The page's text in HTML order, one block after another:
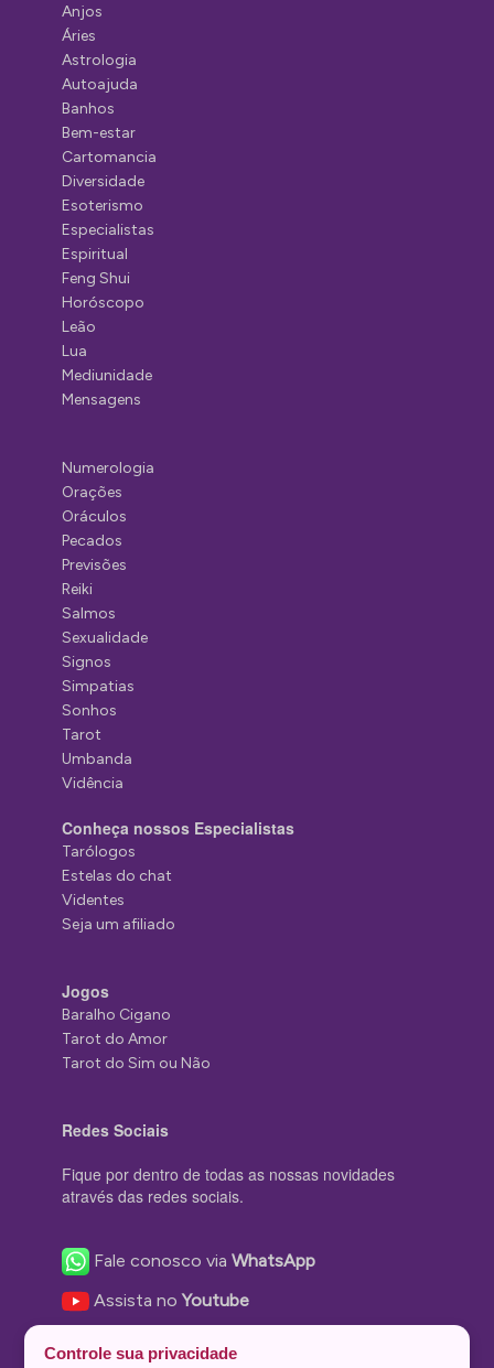
Anjos
Áries
Astrologia
Autoajuda
Banhos
Bem-estar
Cartomancia
Diversidade
Esoterismo
Especialistas
Espiritual
Feng Shui
Horóscopo
Leão
Lua
Mediunidade
Mensagens
Numerologia
Orações
Oráculos
Pecados
Previsões
Reiki
Salmos
Sexualidade
Signos
Simpatias
Sonhos
Tarot
Umbanda
Vidência
Conheça nossos Especialistas
Tarólogos
Estelas do chat
Videntes
Seja um afiliado
Jogos
Baralho Cigano
Tarot do Amor
Tarot do Sim ou Não
Redes Sociais
Fique por dentro de todas as nossas novidades
através das redes sociais.
Fale conosco viaWhatsApp
Assista noYoutube
Controle sua privacidade